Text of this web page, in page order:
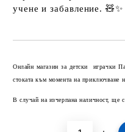
учене и забавление. 🧸✨
Онлайн магазин за детски играчки
стоката към момента на приключване
В случай на изчерпана наличност, ще